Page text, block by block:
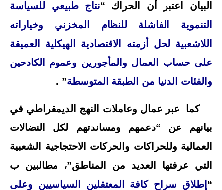
البيان اعتبر أن الحراك “نتاج طبيعي للسياسة
التنموية الفاشلة للنظام المخزني وخياراته
اللاشعبية لحل أزمته الاقتصادية الهيكلية العميقة
على حساب العمال والمأجورين وعموم الكادحين
والفئات الدنيا من الطبقة المتوسطة” .
كما عبر عمال وعاملات النهج الديمقراطي في
بيانهم عن “دعمهم ومساندتهم لكل النضالات
العمالية وللحراكات والحركات الاحتجاجية الشعبية
التي عرفتها العديد من المناطق”، مطالبين ب
“ إطلاق سراح كافة المعتقلين السياسيين وعلى